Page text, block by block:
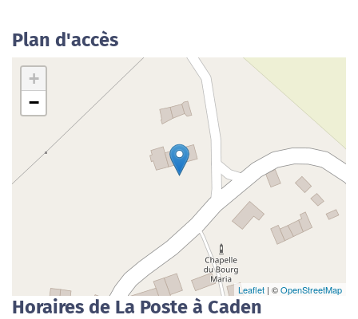
Plan d'accès
+
−
Leaflet | ©OpenStreetMap
Horaires de La Poste à Caden